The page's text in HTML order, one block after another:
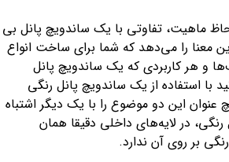
ماهیت، تفاوتی با یک ساندویچ پانل بی
معنا را می‌دهد که شما برای ساخت انواع
و هر کاربردی که یک ساندویچ پانل
با استفاده از یک ساندویچ پانل رنگی
این دو موضوع را با یک دیگر اشتباه
رنگی، در لایه‌های داخلی دقیقا همان
بر روی آن ندارد.